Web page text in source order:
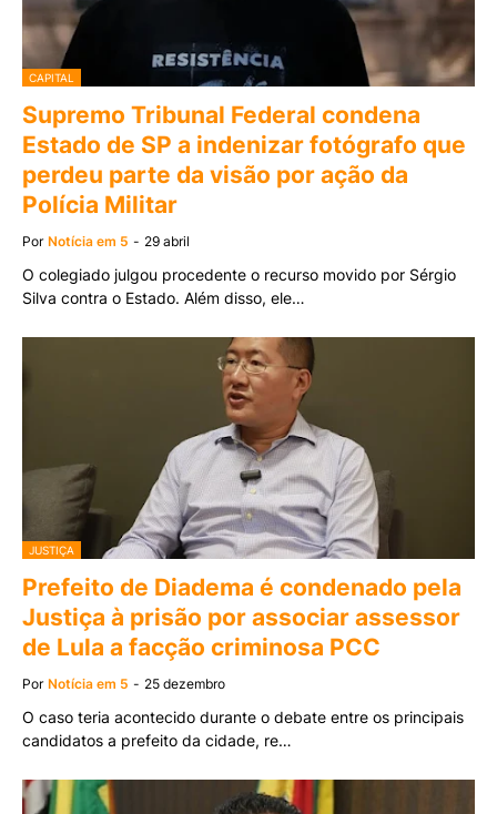
CAPITAL
Supremo Tribunal Federal condena
Estado de SP a indenizar fotógrafo que
perdeu parte da visão por ação da
Polícia Militar
Por Notícia em 5 - 29 abril
O colegiado julgou procedente o recurso movido por Sérgio
Silva contra o Estado. Além disso, ele…
JUSTIÇA
Prefeito de Diadema é condenado pela
Justiça à prisão por associar assessor
de Lula a facção criminosa PCC
Por Notícia em 5 - 25 dezembro
O caso teria acontecido durante o debate entre os principais
candidatos a prefeito da cidade, re…